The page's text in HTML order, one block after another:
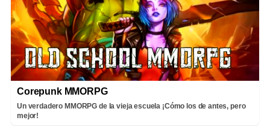
Corepunk MMORPG
Un verdadero MMORPG de la vieja escuela ¡Cómo los de antes, pero
mejor!